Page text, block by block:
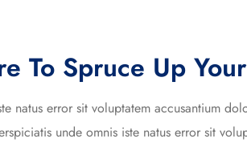
To Spruce Up
natus error sit voluptatem accusantium
unde omnis iste natus error sit